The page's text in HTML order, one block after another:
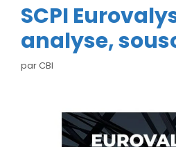
SCPI
analyse,
parCBI